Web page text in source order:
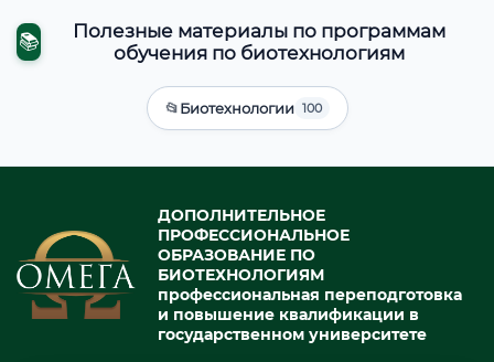
📚
Полезные материалы по программам
обучения по биотехнологиям
📂Биотехнологии 100
ДОПОЛНИТЕЛЬНОЕ
ПРОФЕССИОНАЛЬНОЕ
ОБРАЗОВАНИЕ ПО
БИОТЕХНОЛОГИЯМ
профессиональная переподготовка
и повышение квалификации в
государственном университете